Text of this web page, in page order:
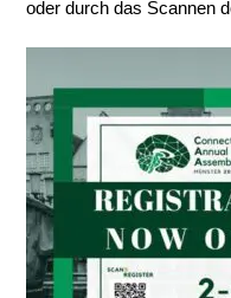
oder durch das Scannen